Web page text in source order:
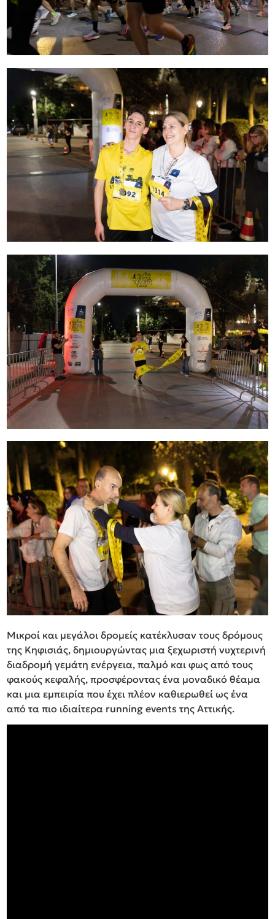
Μικροί και μεγάλοι δρομείς κατέκλυσαν τους δρόμους
της Κηφισιάς, δημιουργώντας μια ξεχωριστή νυχτερινή
διαδρομή γεμάτη ενέργεια, παλμό και φως από τους
φακούς κεφαλής, προσφέροντας ένα μοναδικό θέαμα
και μια εμπειρία που έχει πλέον καθιερωθεί ως ένα
από τα πιο ιδιαίτερα running events της Αττικής.